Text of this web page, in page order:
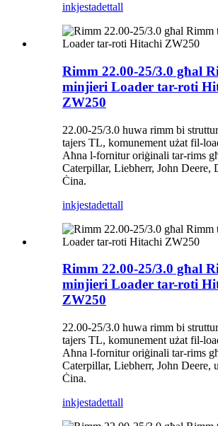
inkjestadettall
Rimm 22.00-25/3.0 għal
minjieri Loader tar-roti
ZW250
22.00-25/3.0 huwa rimm bi
tajers TL, komunement użat fil-
Aħna l-fornitur oriġinali tar-rims
Caterpillar, Liebherr, John Deere,
Ċina.
inkjestadettall
Rimm 22.00-25/3.0 għal
minjieri Loader tar-roti
ZW250
22.00-25/3.0 huwa rimm bi
tajers TL, komunement użat fil-
Aħna l-fornitur oriġinali tar-rims
Caterpillar, Liebherr, John Deere,
Ċina.
inkjestadettall